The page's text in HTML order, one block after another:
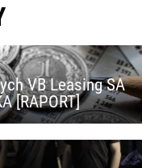
VB Leasing SA
[RAPORT]